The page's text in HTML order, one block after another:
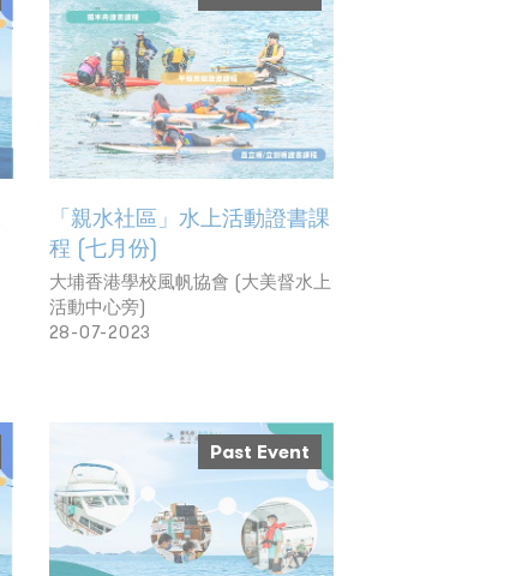
「親水社區」水上活動證書課
程 (七月份)
大埔香港學校風帆協會 (大美督水上
活動中心旁)
28-07-2023
Past Event